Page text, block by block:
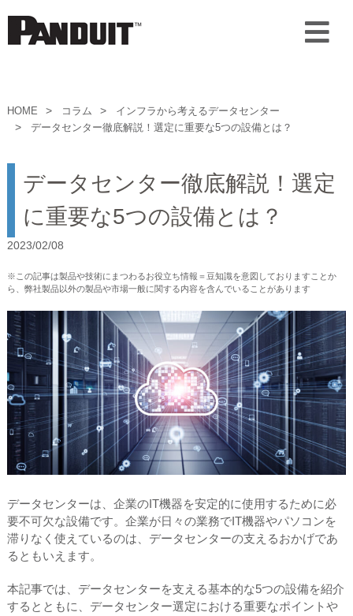
HOME コラム
インフラから考えるデータセンター
データセンター徹底解説！選定に重要な5つの設備とは？
データセンター徹底解説！選定
に重要な5つの設備とは？
2023/02/08
※この記事は製品や技術にまつわるお役立ち情報＝豆知識を意図しておりますことか
ら、弊社製品以外の製品や市場一般に関する内容を含んでいることがあります
データセンターは、企業のIT機器を安定的に使用するために必
要不可欠な設備です。企業が日々の業務でIT機器やパソコンを
滞りなく使えているのは、データセンターの支えるおかげであ
るともいえます。
本記事では、データセンターを支える基本的な5つの設備を紹介
するとともに、データセンター選定における重要なポイントや